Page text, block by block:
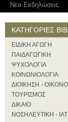
Νέα Eκδηλώσεις
ΚΑΤΗΓΟΡΙΕΣ
ΕΙΔΙΚΗ ΑΓΩΓΗ
ΠΑΙΔΑΓΩΓΙΚΗ
ΨΥΧΟΛΟΓΙΑ
ΚΟΙΝΩΝΙΟΛΟΓΙΑ
ΔΙΟΙΚΗΣΗ -
ΤΟΥΡΙΣΜΟΣ
ΔΙΚΑΙΟ
ΝΟΣΗΛΕΥΤΙΚΗ -